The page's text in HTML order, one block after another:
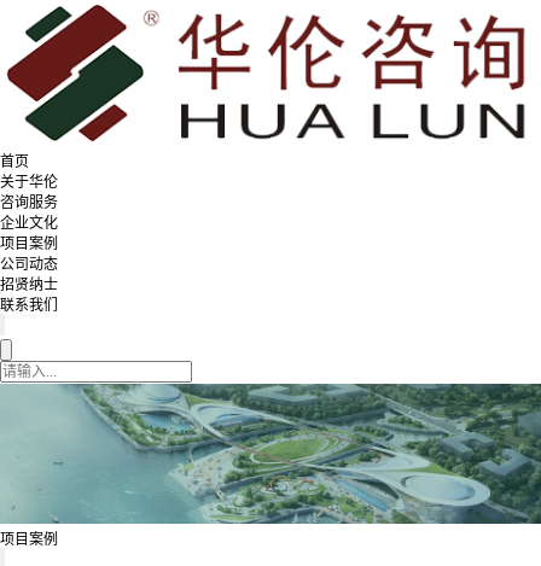
首页
关于华伦
咨询服务
企业文化
项目案例
公司动态
招贤纳士
联系我们
项目案例